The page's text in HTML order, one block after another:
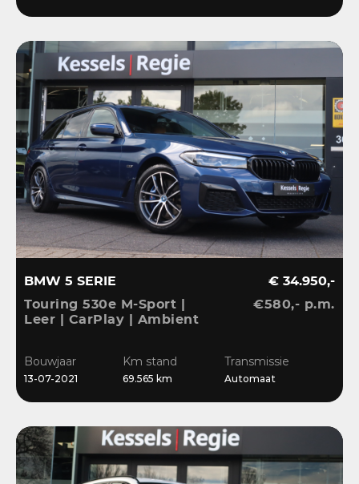
BMW 5 SERIE
Touring 530e M-Sport |
Leer | CarPlay | Ambient
€ 34.950,-
€580,- p.m.
Bouwjaar
13-07-2021
Km stand
69.565 km
Transmissie
Automaat